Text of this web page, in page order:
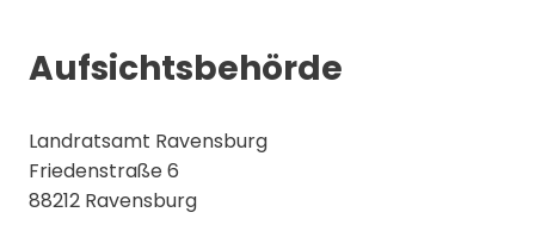
Aufsichtsbehörde
Landratsamt Ravensburg
Friedenstraße 6
88212 Ravensburg